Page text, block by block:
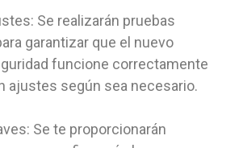
Se realizarán pruebas
garantizar que el nuevo
funcione correctamente
ajustes según sea necesario.
Se te proporcionarán